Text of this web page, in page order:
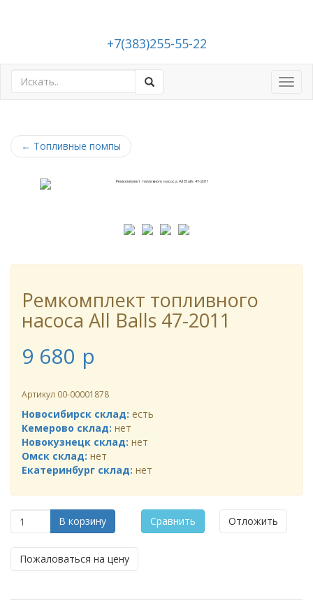
+7(383)255-55-22
← Топливные помпы
Ремкомплект топливного
насоса All Balls 47-2011
9 680 p
Артикул 00-00001878
Новосибирск склад: есть
Кемерово склад: нет
Новокузнецк склад: нет
Омск склад: нет
Екатеринбург склад: нет
В корзину Сравнить Отложить
Пожаловаться на цену